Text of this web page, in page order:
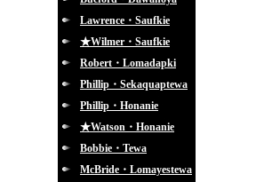
Lawrence・Saufkie
★Wilmer・Saufkie
Robert・Lomadapki
Phillip・Sekaquaptewa
Phillip・Honanie
★Watson・Honanie
Bobbie・Tewa
McBride・Lomayestewa